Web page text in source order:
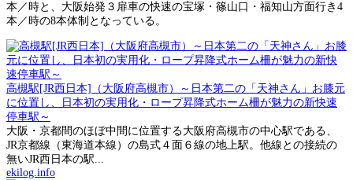
本／時と、大阪始発３扉車の快速の宝塚・篠山口・福知山方面行き4
本／時の8本体制となっている。
高槻駅[JR西日本]（大阪府高槻市）～日本第二の「天神さん」お膝元
に位置し、日本初の実用化・ロープ昇降式ホーム柵が魅力の新快速
停車駅～
大阪・京都間のほぼ中間に位置する大阪府高槻市の中心駅である、
JR京都線（東海道本線）の島式４面６線の地上駅。他線との接続の
無いJR西日本の駅...
ekilog.info